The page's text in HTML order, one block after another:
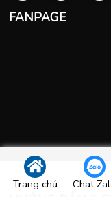
FANPAGE
Trang chủ Chat